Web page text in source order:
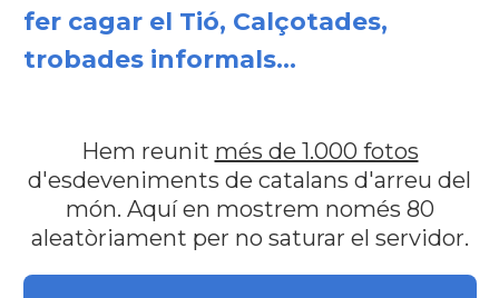
fer cagar el Tió, Calçotades,
trobades informals...
Hem reunit més de 1.000 fotos
d'esdeveniments de catalans d'arreu del
món. Aquí en mostrem només 80
aleatòriament per no saturar el servidor.